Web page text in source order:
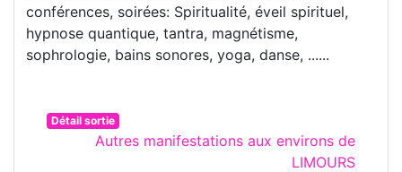
conférences, soirées: Spiritualité, éveil spirituel,
hypnose quantique, tantra, magnétisme,
sophrologie, bains sonores, yoga, danse, ......
Détail sortie
Autres manifestations aux environs de
LIMOURS